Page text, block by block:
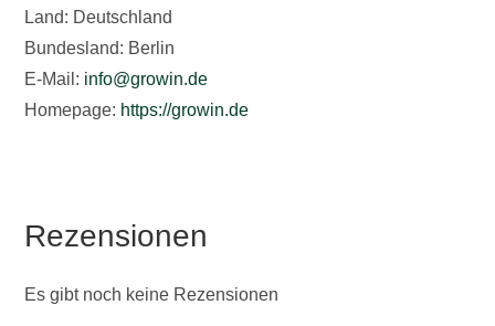
Land: Deutschland
Bundesland: Berlin
E-Mail: info@growin.de
Homepage: https://growin.de
Rezensionen
Es gibt noch keine Rezensionen